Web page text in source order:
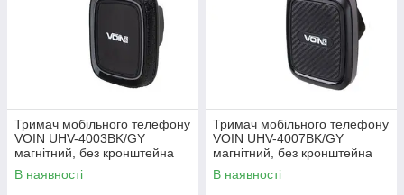
Тримач мобільного телефону
VOIN UHV-4003BK/GY
магнітний, без кронштейна
В наявності
Тримач мобільного телефону
VOIN UHV-4007BK/GY
магнітний, без кронштейна
В наявності